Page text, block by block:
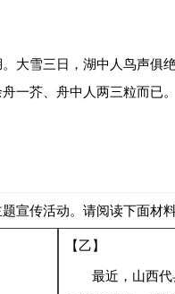
大雪三日，湖中人鸟声俱
一芥、舟中人两三粒而已。
译下面的句子。
宣传活动。请阅读下面材
【乙】
最近，山西